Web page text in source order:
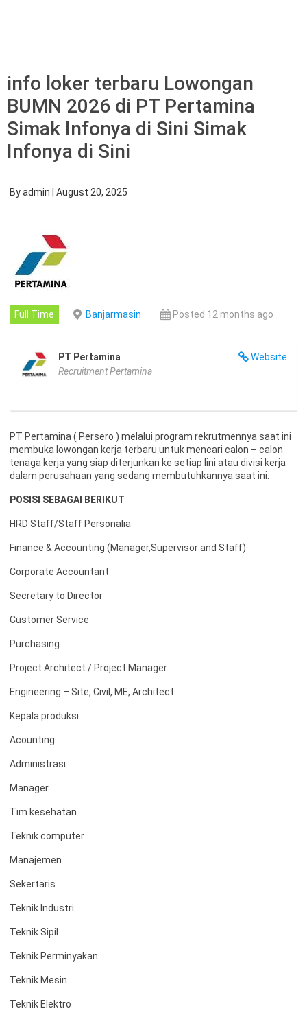
info loker terbaru Lowongan
BUMN 2026 di PT Pertamina
Simak Infonya di Sini Simak
Infonya di Sini
Byadmin August 20, 2025
Full Time Banjarmasin Posted 12 months ago
Website
PT Pertamina
Recruitment Pertamina
PT Pertamina ( Persero ) melalui program rekrutmennya saat ini
membuka lowongan kerja terbaru untuk mencari calon – calon
tenaga kerja yang siap diterjunkan ke setiap lini atau divisi kerja
dalam perusahaan yang sedang membutuhkannya saat ini.
POSISI SEBAGAI BERIKUT
HRD Staff/Staff Personalia
Finance & Accounting (Manager,Supervisor and Staff)
Corporate Accountant
Secretary to Director
Customer Service
Purchasing
Project Architect / Project Manager
Engineering – Site, Civil, ME, Architect
Kepala produksi
Acounting
Administrasi
Manager
Tim kesehatan
Teknik computer
Manajemen
Sekertaris
Teknik Industri
Teknik Sipil
Teknik Perminyakan
Teknik Mesin
Teknik Elektro